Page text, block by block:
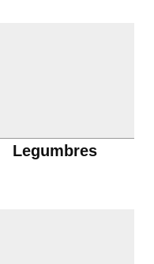
Legumbres